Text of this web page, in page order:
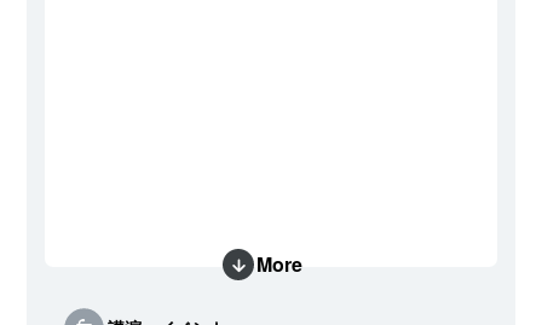
More